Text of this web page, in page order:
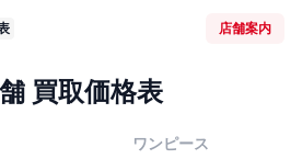
店舗案内
買取価格表
ワンピース